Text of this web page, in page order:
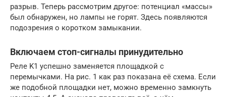
разрыв. Теперь рассмотрим другое: потенциал «массы»
был обнаружен, но лампы не горят. Здесь появляются
подозрения о коротком замыкании.
Включаем стоп-сигналы принудительно
Реле K1 успешно заменяется площадкой с
перемычками. На рис. 1 как раз показана её схема. Если
же подобной площадки нет, можно временно замкнуть